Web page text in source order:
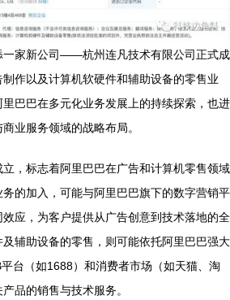
一家新公司——杭州连凡技术有限公司正式成
作以及计算机软硬件和辅助设备的零售业
巴巴在多元化业务发展上的持续探索，也进
业服务领域的战略布局。
，标志着阿里巴巴在广告和计算机零售领域
的加入，可能与阿里巴巴旗下的数字营销平
应，为客户提供从广告创意到技术落地的全
辅助设备的零售，则可能依托阿里巴巴强大
台（如1688）和消费者市场（如天猫、淘
品的销售与技术服务。